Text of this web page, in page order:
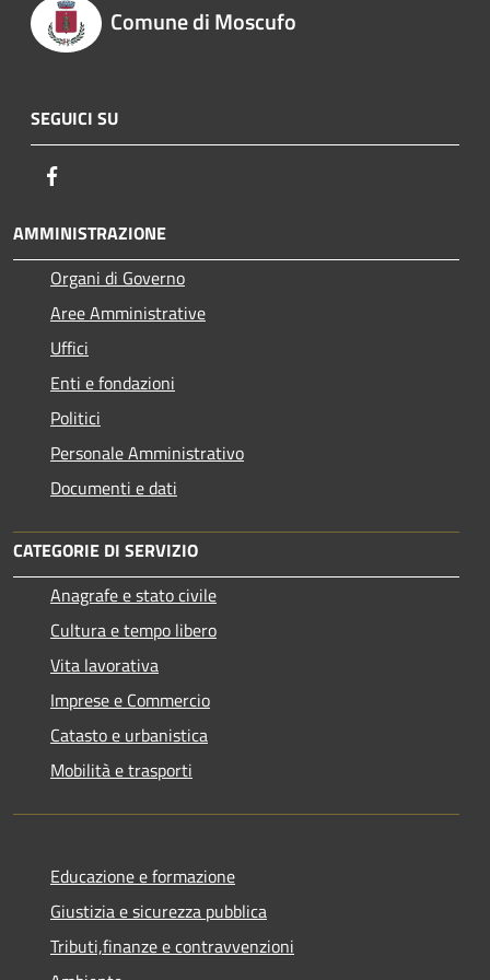
Comune di Moscufo
SEGUICI SU
AMMINISTRAZIONE
Organi di Governo
Aree Amministrative
Uffici
Enti e fondazioni
Politici
Personale Amministrativo
Documenti e dati
CATEGORIE DI SERVIZIO
Anagrafe e stato civile
Cultura e tempo libero
Vita lavorativa
Imprese e Commercio
Catasto e urbanistica
Mobilità e trasporti
Educazione e formazione
Giustizia e sicurezza pubblica
Tributi,finanze e contravvenzioni